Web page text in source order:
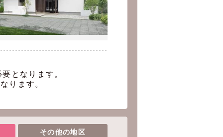
となります。
ります。
その他の地区